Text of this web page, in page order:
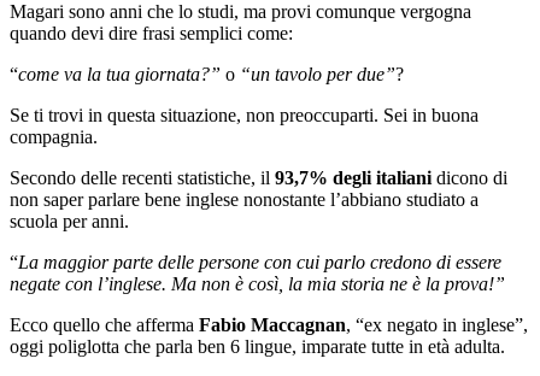
Magari sono anni che lo studi, ma provi comunque vergogna
quando devi dire frasi semplici come:
“come va la tua giornata?” o “un tavolo per due”?
Se ti trovi in questa situazione, non preoccuparti. Sei in buona
compagnia.
Secondo delle recenti statistiche, il 93,7% degli italianidicono di
non saper parlare bene inglese nonostante l’abbiano studiato a
scuola per anni.
“La maggior parte delle persone con cui parlo credono di essere
negate con l’inglese. Ma non è così, la mia storia ne è la prova!”
Ecco quello che afferma Fabio Maccagnan, “ex negato in inglese”,
oggi poliglotta che parla ben 6 lingue, imparate tutte in età adulta.